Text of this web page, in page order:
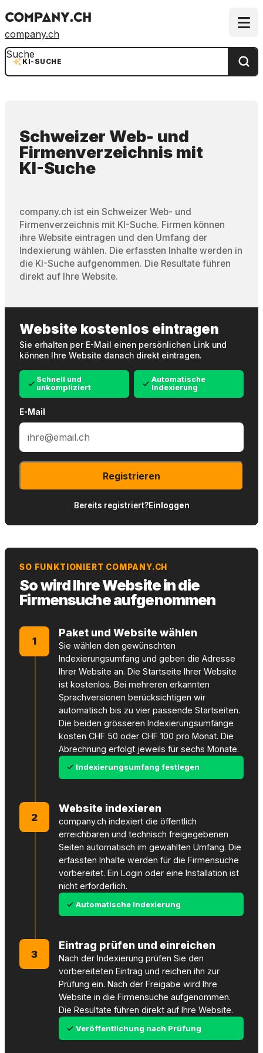
company.ch
KI-SUCHE
Suche
Schweizer Web- und
Firmenverzeichnis mit
KI-Suche
company.ch ist ein Schweizer Web- und
Firmenverzeichnis mit KI-Suche. Firmen können
ihre Website eintragen und den Umfang der
Indexierung wählen. Die erfassten Inhalte werden in
die KI-Suche aufgenommen. Die Resultate führen
direkt auf Ihre Website.
Website kostenlos eintragen
Sie erhalten per E-Mail einen persönlichen Link und
können Ihre Website danach direkt eintragen.
Schnell und
unkompliziert
Automatische
Indexierung
E-Mail
Registrieren
Bereits registriert?Einloggen
SO FUNKTIONIERT COMPANY.CH
So wird Ihre Website in die
Firmensuche aufgenommen
1
Paket und Website wählen
Sie wählen den gewünschten
Indexierungsumfang und geben die Adresse
Ihrer Website an. Die Startseite Ihrer Website
ist kostenlos. Bei mehreren erkannten
Sprachversionen berücksichtigen wir
automatisch bis zu vier passende Startseiten.
Die beiden grösseren Indexierungsumfänge
kosten CHF 50 oder CHF 100 pro Monat. Die
Abrechnung erfolgt jeweils für sechs Monate.
Indexierungsumfang festlegen
2
Website indexieren
company.ch indexiert die öffentlich
erreichbaren und technisch freigegebenen
Seiten automatisch im gewählten Umfang. Die
erfassten Inhalte werden für die Firmensuche
vorbereitet. Ein Login oder eine Installation ist
nicht erforderlich.
Automatische Indexierung
3
Eintrag prüfen und einreichen
Nach der Indexierung prüfen Sie den
vorbereiteten Eintrag und reichen ihn zur
Prüfung ein. Nach der Freigabe wird Ihre
Website in die Firmensuche aufgenommen.
Die Resultate führen direkt auf Ihre Website.
Veröffentlichung nach Prüfung